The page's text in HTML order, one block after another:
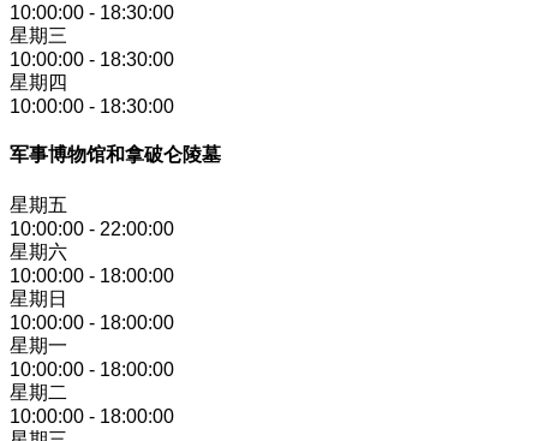
10:00:00 - 18:30:00
星期三
10:00:00 - 18:30:00
星期四
10:00:00 - 18:30:00
军事博物馆和拿破仑陵墓
星期五
10:00:00 - 22:00:00
星期六
10:00:00 - 18:00:00
星期日
10:00:00 - 18:00:00
星期一
10:00:00 - 18:00:00
星期二
10:00:00 - 18:00:00